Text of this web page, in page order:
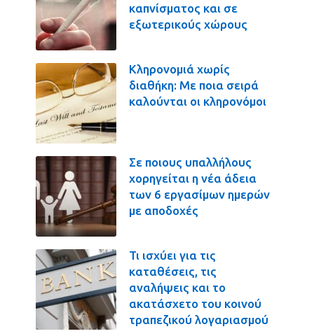
καπνίσματος και σε
εξωτερικούς χώρους
Κληρονομιά χωρίς
διαθήκη: Με ποια σειρά
καλούνται οι κληρονόμοι
Σε ποιους υπαλλήλους
χορηγείται η νέα άδεια
των 6 εργασίμων ημερών
με αποδοχές
Τι ισχύει για τις
καταθέσεις, τις
αναλήψεις και το
ακατάσχετο του κοινού
τραπεζικού λογαριασμού